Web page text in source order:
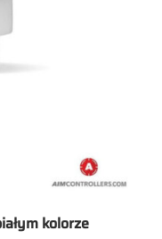
kolorze